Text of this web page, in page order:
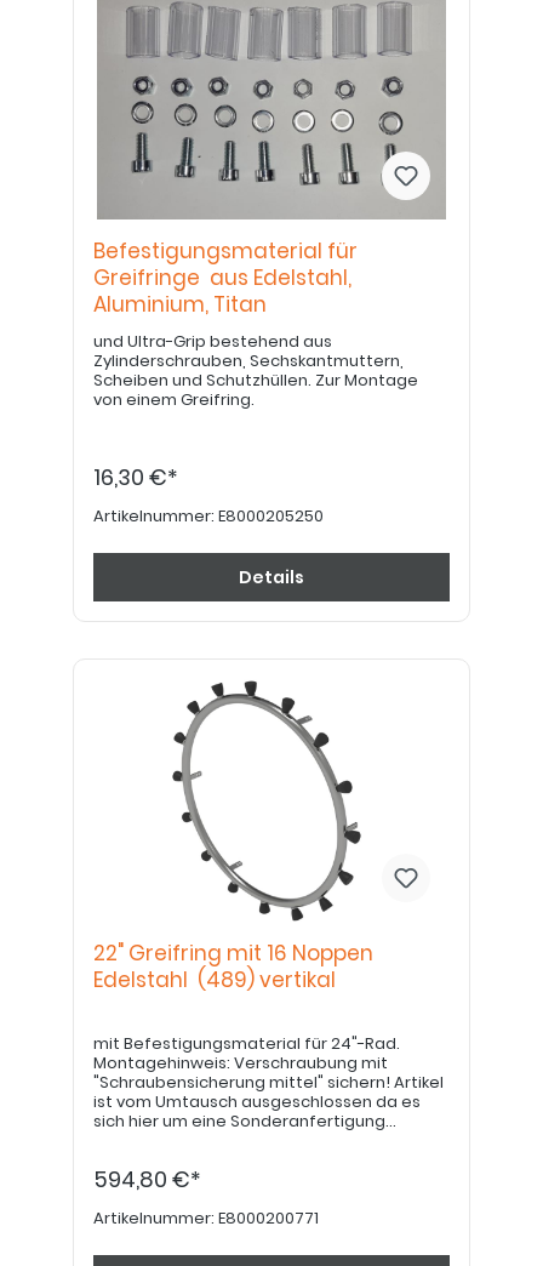
Befestigungsmaterial für
Greifringe aus Edelstahl,
Aluminium, Titan
und Ultra-Grip bestehend aus
Zylinderschrauben, Sechskantmuttern,
Scheiben und Schutzhüllen. Zur Montage
von einem Greifring.
16,30 €*
Artikelnummer: E8000205250
Details
22" Greifring mit 16 Noppen
Edelstahl (489) vertikal
mit Befestigungsmaterial für 24"-Rad.
Montagehinweis: Verschraubung mit
"Schraubensicherung mittel" sichern! Artikel
ist vom Umtausch ausgeschlossen da es
sich hier um eine Sonderanfertigung
gummierten Greifringen abgelöst wurde.
594,80 €*
Artikelnummer: E8000200771